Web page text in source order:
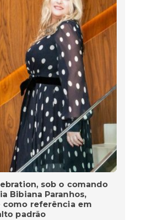
sob o comando
Bibiana Paranhos,
como referência em
padrão